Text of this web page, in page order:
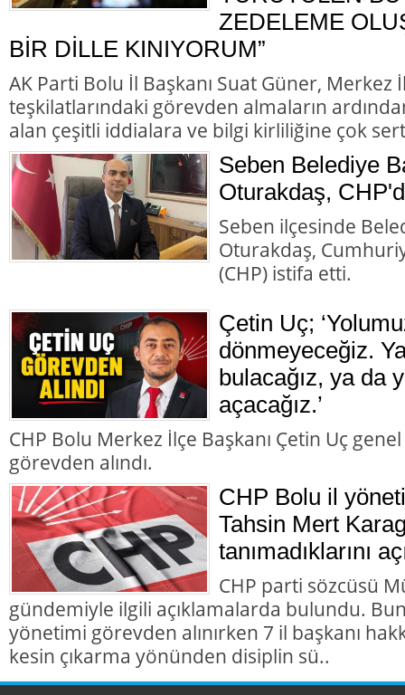
ZEDELEME
BİR DİLLE KINIYORUM”
AK Parti Bolu İl Başkanı Suat Güner,
teşkilatlarındaki görevden almaların
alan çeşitli iddialara ve bilgi kirliliğine çok
Seben Belediye
Oturakdaş,
Seben ilçesinde
Oturakdaş,
(CHP) istifa etti.
Çetin Uç;
dönmeyeceğiz.
bulacağız, ya da
açacağız.’
CHP Bolu Merkez İlçe Başkanı Çetin Uç
görevden alındı.
CHP Bolu il
Tahsin Mert
tanımadıklarını
CHP parti sözcüsü
gündemiyle ilgili açıklamalarda bulundu.
yönetimi görevden alınırken 7 il başkanı
kesin çıkarma yönünden disiplin sü..